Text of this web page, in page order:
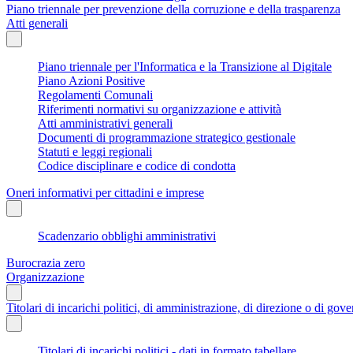
Piano triennale per prevenzione della corruzione e della trasparenza
Atti generali
Piano triennale per l'Informatica e la Transizione al Digitale
Piano Azioni Positive
Regolamenti Comunali
Riferimenti normativi su organizzazione e attività
Atti amministrativi generali
Documenti di programmazione strategico gestionale
Statuti e leggi regionali
Codice disciplinare e codice di condotta
Oneri informativi per cittadini e imprese
Scadenzario obblighi amministrativi
Burocrazia zero
Organizzazione
Titolari di incarichi politici, di amministrazione, di direzione o di